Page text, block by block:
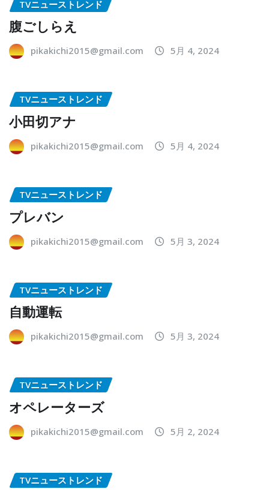
TVニューストレンド
腹ごしらえ
pikakichi2015@gmail.com 5月 4, 2024
TVニューストレンド
小田切アナ
pikakichi2015@gmail.com 5月 4, 2024
TVニューストレンド
プレバン
pikakichi2015@gmail.com 5月 3, 2024
TVニューストレンド
自動運転
pikakichi2015@gmail.com 5月 3, 2024
TVニューストレンド
オペレーターズ
pikakichi2015@gmail.com 5月 2, 2024
TVニューストレンド